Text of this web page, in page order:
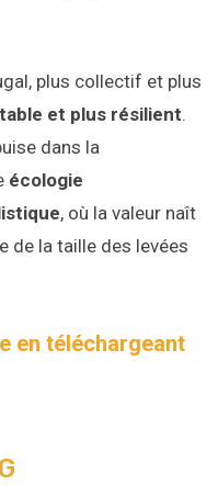
plus collectif et plus
et plus résilient.
dans la
écologie
, où la valeur naît
de la taille des levées
en téléchargeant